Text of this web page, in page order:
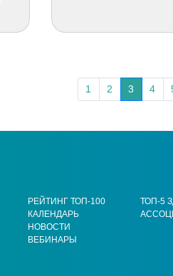
1 2 3 4
РЕЙТИНГ ТОП-100
КАЛЕНДАРЬ
НОВОСТИ
ВЕБИНАРЫ
ТОП-5